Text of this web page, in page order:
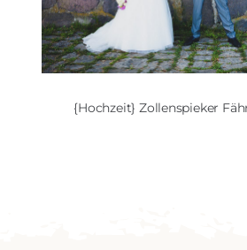
{Hochzeit} Zollenspieker